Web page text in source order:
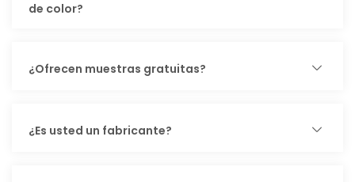
de color?
¿Ofrecen muestras gratuitas?
¿Es usted un fabricante?